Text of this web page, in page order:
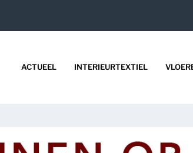
ACTUEEL INTERIEURTEXTIEL